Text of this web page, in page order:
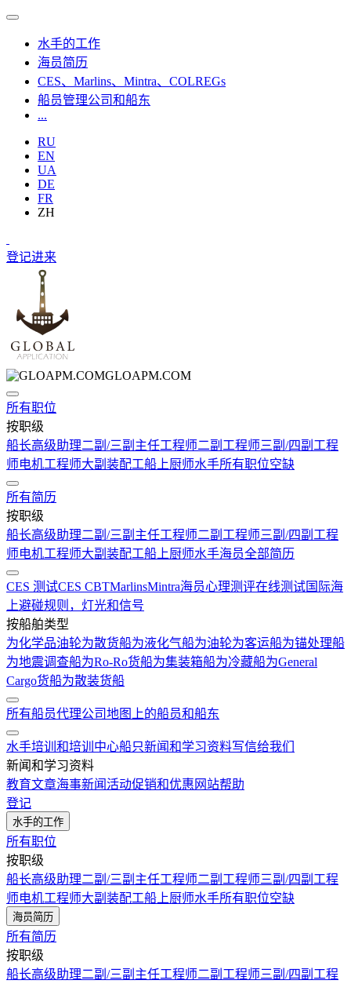
水手的工作
海员简历
CES、Marlins、Mintra、COLREGs
船员管理公司和船东
...
RU
EN
UA
DE
FR
ZH
登记进来
GLOAPM.COM
所有职位
按职级
船长高级助理二副/三副 主任工程师二副工程师三副/四副工程
师电机工程师大副 装配工船上厨师水手所有职位空缺
所有简历
按职级
船长高级助理二副/三副 主任工程师二副工程师三副/四副工程
师电机工程师大副 装配工船上厨师水手海员全部简历
CES 测试CES CBTMarlinsMintra海员心理测评在线测试国际海
上避碰规则，灯光和信号
按船舶类型
为化学品油轮为散货船为液化气船为油轮为客运船为锚处理船
为地震调查船为Ro-Ro货船为集装箱船为冷藏船为General
Cargo货船为散装货船
所有船员代理公司地图上的船员和船东
水手培训和培训中心船只新闻和学习资料写信给我们
新闻和学习资料
教育文章海事新闻活动促销和优惠 网站帮助
登记
水手的工作
所有职位
按职级
船长高级助理二副/三副 主任工程师二副工程师三副/四副工程
师电机工程师大副 装配工船上厨师水手所有职位空缺
海员简历
所有简历
按职级
船长高级助理二副/三副 主任工程师二副工程师三副/四副工程